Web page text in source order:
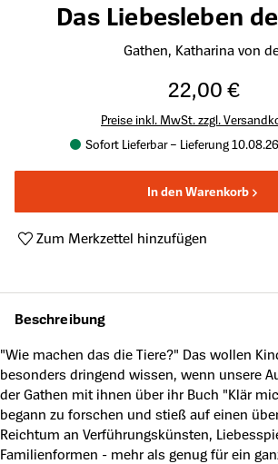
Das Liebesleben
Gathen, Katharina von
22,00 €
Preise inkl. MwSt. zzgl.
Sofort Lieferbar – Lieferung
In den Warenkorb
Zum Merkzettel hinzufügen
Beschreibung
"Wie machen das die Tiere?" Das wollen
besonders dringend wissen, wenn unsere
der Gathen mit ihnen über ihr Buch "Klär
begann zu forschen und stieß auf einen
Reichtum an Verführungskünsten,
Familienformen - mehr als genug für ein